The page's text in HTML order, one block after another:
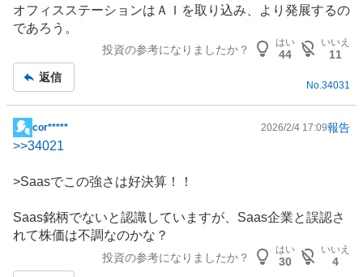
オフィスステーションはＡＩを取り込み、より発展するの
であろう。
投資の参考になりましたか？
はい
44
いいえ
11
返信
No.34031
掲
示
記
cor***** 2026/2/4 17:09報告
>>34021
>Saasでこの強さは好決算！！
Saas銘柄でないと認識していますが、Saas企業と誤認さ
れて株価は不調なのかな？
投資の参考になりましたか？
はい
30
いいえ
4